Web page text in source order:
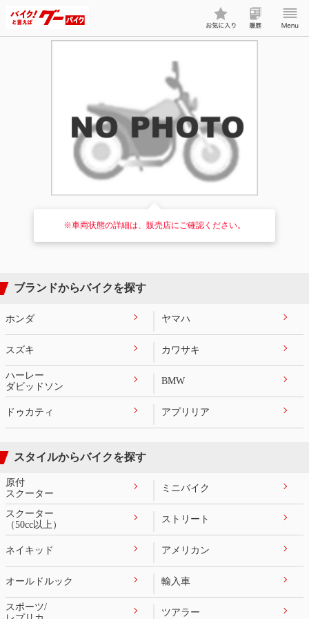
※車両状態の詳細は、販売店にご確認ください。
ブランドからバイクを探す
ホンダ ヤマハ
スズキ カワサキ
ハーレー
ダビッドソン
BMW
ドゥカティ アプリリア
スタイルからバイクを探す
原付
スクーター
ミニバイク
スクーター
（50cc以上）
ストリート
ネイキッド アメリカン
オールドルック 輸入車
スポーツ/
ツアラー